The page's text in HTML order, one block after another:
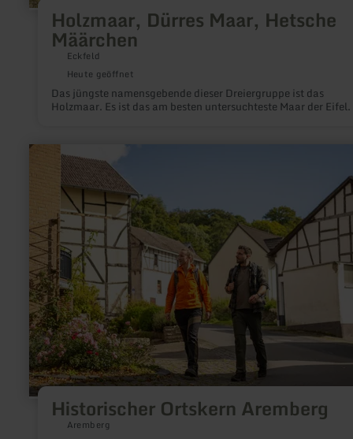
Holzmaar, Dürres Maar, Hetsche
Määrchen
Eckfeld
Heute geöffnet
Das jüngste namensgebende dieser Dreiergruppe ist das
Holzmaar. Es ist das am besten untersuchteste Maar der Eifel.
Historischer Ortskern Aremberg
Aremberg
mehr
Historischer
Ortskern
Aremberg